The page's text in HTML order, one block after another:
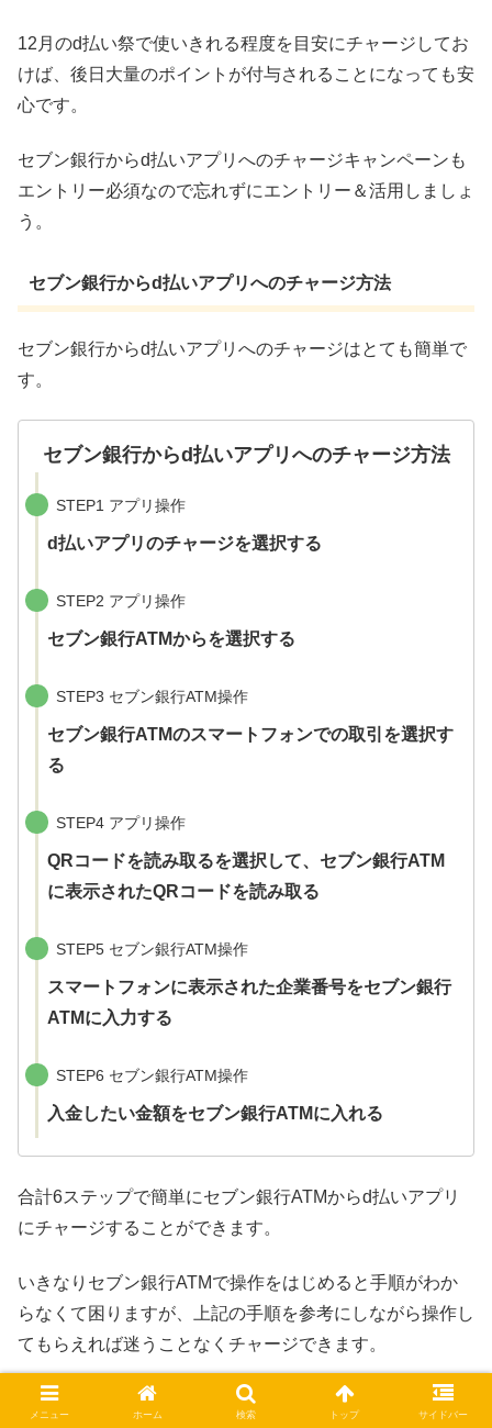
12月のd払い祭で使いきれる程度を目安にチャージしてお
けば、後日大量のポイントが付与されることになっても安
心です。
セブン銀行からd払いアプリへのチャージキャンペーンも
エントリー必須なので忘れずにエントリー＆活用しましょ
う。
セブン銀行からd払いアプリへのチャージ方法
セブン銀行からd払いアプリへのチャージはとても簡単で
す。
セブン銀行からd払いアプリへのチャージ方法
STEP1 アプリ操作
d払いアプリのチャージを選択する
STEP2 アプリ操作
セブン銀行ATMからを選択する
STEP3 セブン銀行ATM操作
セブン銀行ATMのスマートフォンでの取引を選択す
る
STEP4 アプリ操作
QRコードを読み取るを選択して、セブン銀行ATM
に表示されたQRコードを読み取る
STEP5 セブン銀行ATM操作
スマートフォンに表示された企業番号をセブン銀行
ATMに入力する
STEP6 セブン銀行ATM操作
入金したい金額をセブン銀行ATMに入れる
合計6ステップで簡単にセブン銀行ATMからd払いアプリ
にチャージすることができます。
いきなりセブン銀行ATMで操作をはじめると手順がわか
らなくて困りますが、上記の手順を参考にしながら操作し
てもらえれば迷うことなくチャージできます。
詳しくはd払いのサイトにもチャージ手順が記載されてい
メニュー ホーム 検索 トップ サイドバー